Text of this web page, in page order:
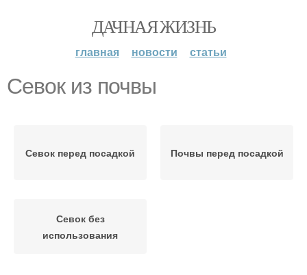
ДАЧНАЯ ЖИЗНЬ
главная новости статьи
Севок из почвы
Севок перед посадкой Почвы перед посадкой
Севок без
использования